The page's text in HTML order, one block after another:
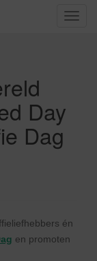
S
t
Day
Dag
én
en promoten